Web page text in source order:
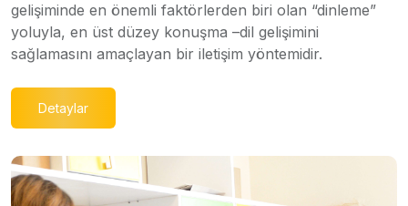
gelişiminde en önemli faktörlerden biri olan “dinleme”
yoluyla, en üst düzey konuşma –dil gelişimini
sağlamasını amaçlayan bir iletişim yöntemidir.
Detaylar